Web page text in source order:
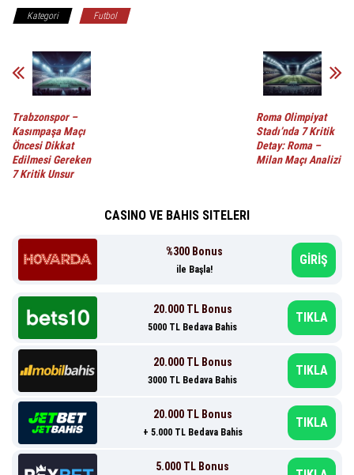
Kategori Futbol
Trabzonspor –
Kasımpaşa Maçı
Öncesi Dikkat
Edilmesi Gereken
7 Kritik Unsur
Roma Olimpiyat
Stadı’nda 7 Kritik
Detay: Roma –
Milan Maçı Analizi
CASINO VE BAHIS SITELERI
%300 Bonus
ile Başla!
GİRİŞ
20.000 TL Bonus
5000 TL Bedava Bahis
TIKLA
20.000 TL Bonus
3000 TL Bedava Bahis
TIKLA
20.000 TL Bonus
+ 5.000 TL Bedava Bahis
TIKLA
5.000 TL Bonus